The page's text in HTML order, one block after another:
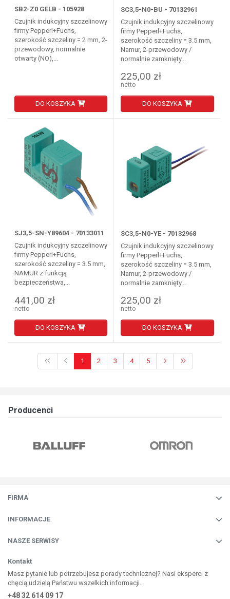
SB2-Z0 GELB - 105928
Czujnik indukcyjny szczelinowy
firmy Pepperl+Fuchs,
szerokość szczeliny = 2 mm, 2-
przewodowy, normalnie
otwarty (NO),...
DO KOSZYKA
SC3,5-N0-BU - 70132961
Czujnik indukcyjny szczelinowy
firmy Pepperl+Fuchs,
szerokość szczeliny = 3.5 mm,
Namur, 2-przewodowy /
normalnie zamknięty...
225,00 zł
netto
DO KOSZYKA
SJ3,5-SN-Y89604 - 70133011
Czujnik indukcyjny szczelinowy
firmy Pepperl+Fuchs,
szerokość szczeliny = 3.5 mm,
NAMUR z funkcją
bezpieczeństwa,...
441,00 zł
netto
DO KOSZYKA
SC3,5-N0-YE - 70132968
Czujnik indukcyjny szczelinowy
firmy Pepperl+Fuchs,
szerokość szczeliny = 3.5 mm,
Namur, 2-przewodowy /
normalnie zamknięty...
225,00 zł
netto
DO KOSZYKA
1 2 3 4 5
Producenci
FIRMA
INFORMACJE
NASZE SERWISY
Kontakt
Masz pytanie lub potrzebujesz porady technicznej? Nasi eksperci z
chęcią udzielą Państwu wszelkich informacji.
+48 32 614 09 17